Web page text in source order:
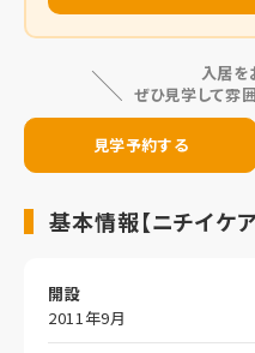
入居を
ぜひ見学して雰
見学予約する
基本情報【ニチイケ
開設
2011年9月